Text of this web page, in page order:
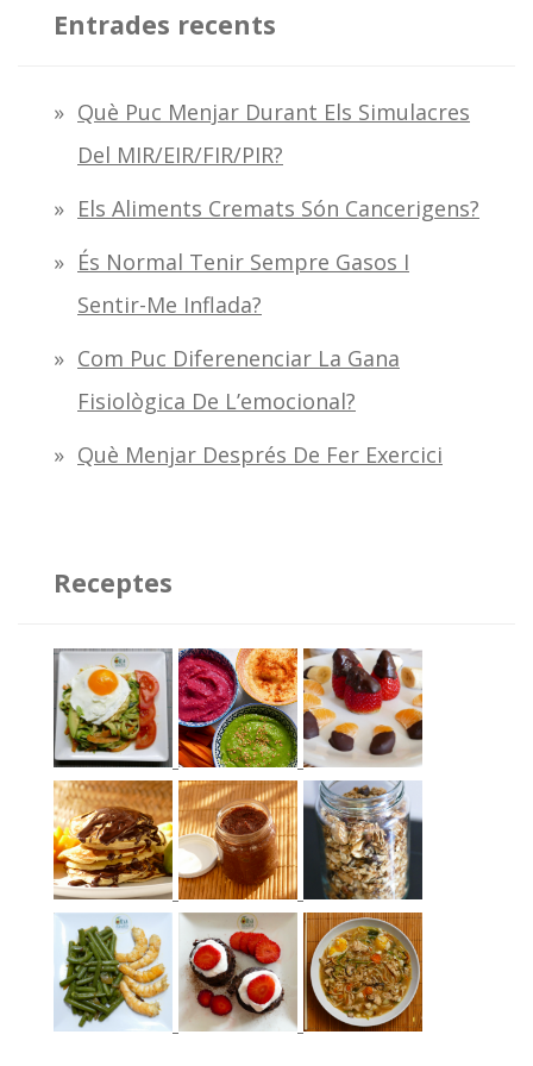
c
:
Entrades recents
Què Puc Menjar Durant Els Simulacres
Del MIR/EIR/FIR/PIR?
Els Aliments Cremats Són Cancerigens?
És Normal Tenir Sempre Gasos I
Sentir-Me Inflada?
Com Puc Diferenenciar La Gana
Fisiològica De L’emocional?
Què Menjar Després De Fer Exercici
Receptes